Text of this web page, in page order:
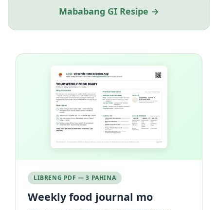
Mababang GI Resipe →
LIBRENG PDF — 3 PAHINA
Weekly food journal mo